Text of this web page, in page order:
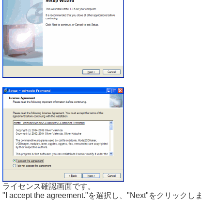
ライセンス確認画面です。
"I accept the agreement."を選択し、"Next"をクリックしま